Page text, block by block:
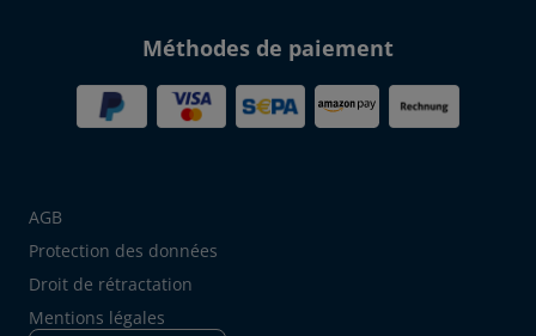
Méthodes de paiement
AGB
Protection des données
Droit de rétractation
Mentions légales